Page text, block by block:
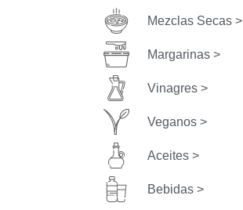
Mezclas Secas >
Margarinas >
Vinagres >
Veganos >
Aceites >
Bebidas >